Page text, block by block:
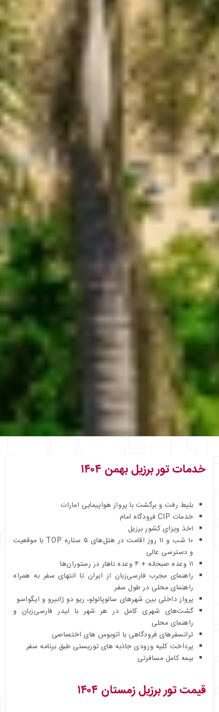
خدمات تور برزیل بهمن ۱۴۰۴
بلیط رفت و برگشت با پرواز هواپیمایی امارات
خدمات CIP فرودگاه امام
اخذ ویزای کشور برزیل
۱۰ شب و ۱۱ روز اقامت در هتل‌های ۵ ستاره TOP با موقعیت
و دسترسی عالی
۱۱ وعده صبحانه + ۴ وعده ناهار در رستوران‌ها
راهنمای مجرب فارسی‌زبان از ایران تا انتهای سفر به همراه
راهنمای محلی در طول سفر
پرواز داخلی بین شهرهای سائوپائولو، ریو دو ژانیرو و ایگواسو
گشت‌های شهری کامل در هر شهر با لیدر فارسی‌زبان و
راهنمای محلی
ترانسفرهای فرودگاهی با اتوبوس های اختصاصی
پرداخت کلیه ورودی جاذبه های توریستی طبق برنامه سفر
بیمه کامل مسافرتی
قیمت تور برزیل زمستان ۱۴۰۴